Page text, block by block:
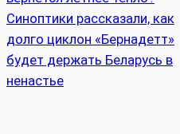
Синоптики рассказали, как
долго циклон «Бернадетт»
будет держать Беларусь в
ненастье